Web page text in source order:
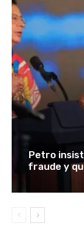
Petro
fraude y